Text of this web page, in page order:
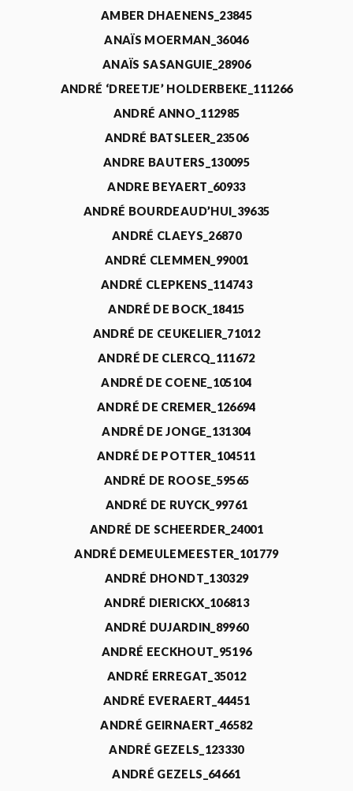
AMBER DHAENENS_23845
ANAÏS MOERMAN_36046
ANAÏS SASANGUIE_28906
ANDRÉ ‘DREETJE’ HOLDERBEKE_111266
ANDRÉ ANNO_112985
ANDRÉ BATSLEER_23506
ANDRE BAUTERS_130095
ANDRE BEYAERT_60933
ANDRÉ BOURDEAUD’HUI_39635
ANDRÉ CLAEYS_26870
ANDRÉ CLEMMEN_99001
ANDRÉ CLEPKENS_114743
ANDRÉ DE BOCK_18415
ANDRÉ DE CEUKELIER_71012
ANDRÉ DE CLERCQ_111672
ANDRÉ DE COENE_105104
ANDRÉ DE CREMER_126694
ANDRÉ DE JONGE_131304
ANDRÉ DE POTTER_104511
ANDRÉ DE ROOSE_59565
ANDRÉ DE RUYCK_99761
ANDRÉ DE SCHEERDER_24001
ANDRÉ DEMEULEMEESTER_101779
ANDRÉ DHONDT_130329
ANDRÉ DIERICKX_106813
ANDRÉ DUJARDIN_89960
ANDRÉ EECKHOUT_95196
ANDRÉ ERREGAT_35012
ANDRÉ EVERAERT_44451
ANDRÉ GEIRNAERT_46582
ANDRÉ GEZELS_123330
ANDRÉ GEZELS_64661